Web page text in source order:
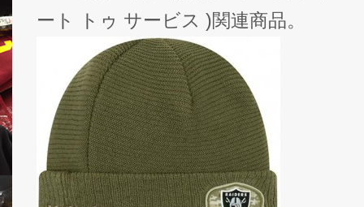
ート トゥ サービス )関連商品。